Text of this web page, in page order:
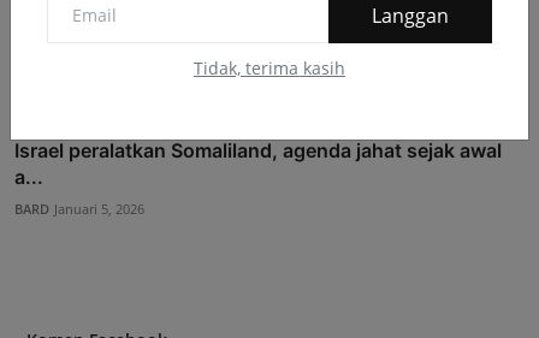
Langgan
Tidak, terima kasih
Israel peralatkan Somaliland, agenda jahat sejak awal
a...
BARD Januari 5, 2026